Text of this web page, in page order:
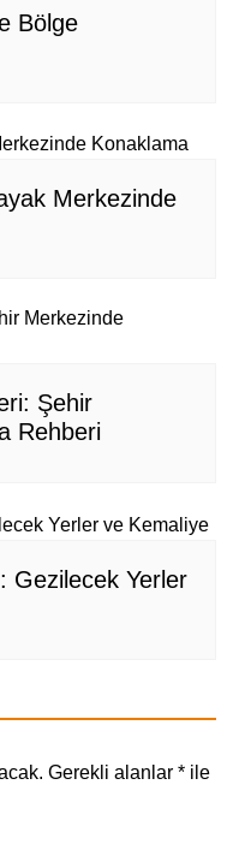
Bölge
Merkezinde
Şehir
Rehberi
Gezilecek Yerler
Gerekli alanlar *ile